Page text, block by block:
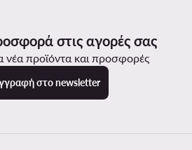
στις αγορές σας
νέα προϊόντα και προσφορές
στο newsletter